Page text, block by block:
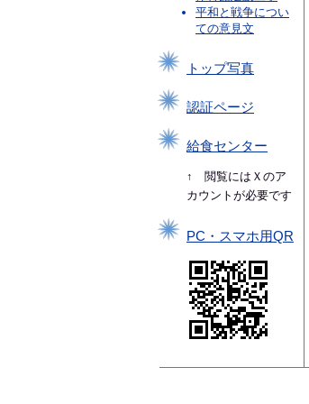
平和と戦争につい
ての意見文
トップ写真
認証ページ
給食センター
↑ 閲覧にはＸのア
カウントが必要です
PC・スマホ用QR